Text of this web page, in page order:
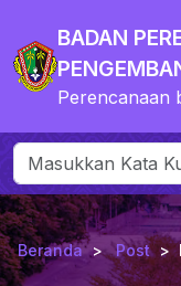
BADAN
Perencanaan
Beranda Post